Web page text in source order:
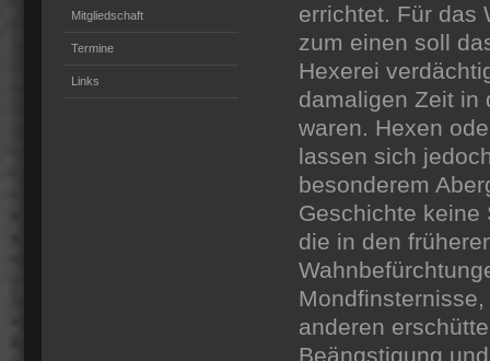
Mitgliedschaft
Termine
Links
errichtet. Für das
zum einen soll
Hexerei
damaligen Zeit in
waren. Hexen
lassen sich
besonderem
Geschichte keine
die in den
anderen
Beängstigung